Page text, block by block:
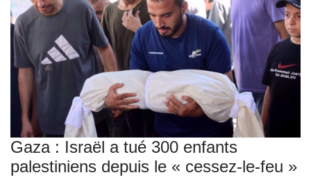
Gaza : Israël a tué 300 enfants
palestiniens depuis le « cessez-le-feu »